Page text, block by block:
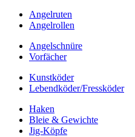
Angelruten
Angelrollen
Angelschnüre
Vorfächer
Kunstköder
Lebendköder/Fressköder
Haken
Bleie & Gewichte
Jig-Köpfe